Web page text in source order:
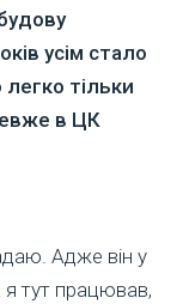
усім стало
тільки
в ЦК
Адже він у
тут працював,